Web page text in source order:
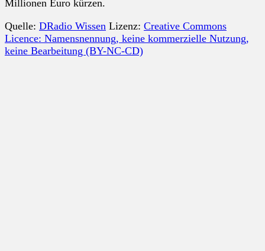
Millionen Euro kürzen.
Quelle: DRadio Wissen Lizenz: Creative Commons
Licence: Namensnennung, keine kommerzielle Nutzung,
keine Bearbeitung (BY-NC-CD)